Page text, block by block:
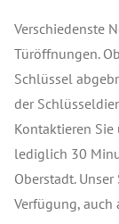
Verschiedenste
Türöffnungen.
Schlüssel
der
Kontaktieren Sie
lediglich 30
Oberstadt.
Verfügung, auch